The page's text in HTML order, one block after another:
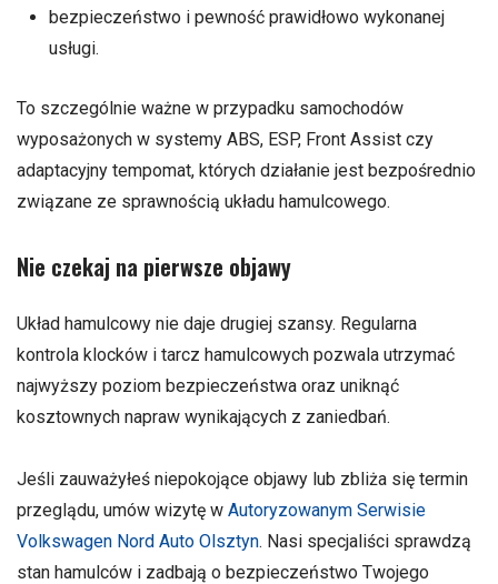
bezpieczeństwo i pewność prawidłowo wykonanej
usługi.
To szczególnie ważne w przypadku samochodów
wyposażonych w systemy ABS, ESP, Front Assist czy
adaptacyjny tempomat, których działanie jest bezpośrednio
związane ze sprawnością układu hamulcowego.
Nie czekaj na pierwsze objawy
Układ hamulcowy nie daje drugiej szansy. Regularna
kontrola klocków i tarcz hamulcowych pozwala utrzymać
najwyższy poziom bezpieczeństwa oraz uniknąć
kosztownych napraw wynikających z zaniedbań.
Jeśli zauważyłeś niepokojące objawy lub zbliża się termin
przeglądu, umów wizytę w Autoryzowanym Serwisie
Volkswagen Nord Auto Olsztyn. Nasi specjaliści sprawdzą
stan hamulców i zadbają o bezpieczeństwo Twojego